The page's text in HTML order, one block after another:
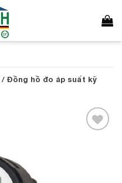
/ Đồng hồ đo áp suất kỹ